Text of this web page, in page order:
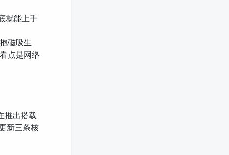
就能上手
磁吸生
点是网络
推出搭载
新三条核